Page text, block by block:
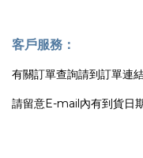
客戶服務：
有關訂單查詢請到訂單連
請留意E-mail內有到貨日